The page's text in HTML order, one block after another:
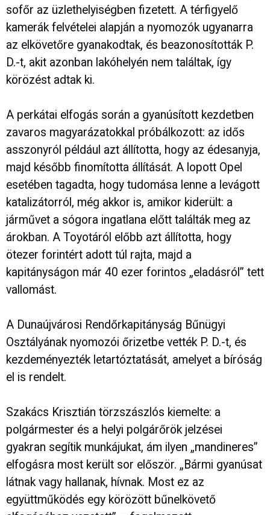
sofőr az üzlethelyiségben fizetett. A térfigyelő
kamerák felvételei alapján a nyomozók ugyanarra
az elkövetőre gyanakodtak, és beazonosították P.
D.-t, akit azonban lakóhelyén nem találtak, így
körözést adtak ki.
A perkátai elfogás során a gyanúsított kezdetben
zavaros magyarázatokkal próbálkozott: az idős
asszonyról például azt állította, hogy az édesanyja,
majd később finomította állítását. A lopott Opel
esetében tagadta, hogy tudomása lenne a levágott
katalizátorról, még akkor is, amikor kiderült: a
járművet a sógora ingatlana előtt találták meg az
árokban. A Toyotáról előbb azt állította, hogy
ötezer forintért adott túl rajta, majd a
kapitányságon már 40 ezer forintos „eladásról” tett
vallomást.
A Dunaújvárosi Rendőrkapitányság Bűnügyi
Osztályának nyomozói őrizetbe vették P. D.-t, és
kezdeményezték letartóztatását, amelyet a bíróság
el is rendelt.
Szakács Krisztián törzszászlós kiemelte: a
polgármester és a helyi polgárőrök jelzései
gyakran segítik munkájukat, ám ilyen „mandineres”
elfogásra most került sor először. „Bármi gyanúsat
látnak vagy hallanak, hívnak. Most ez az
együttműködés egy körözött bűnelkövető